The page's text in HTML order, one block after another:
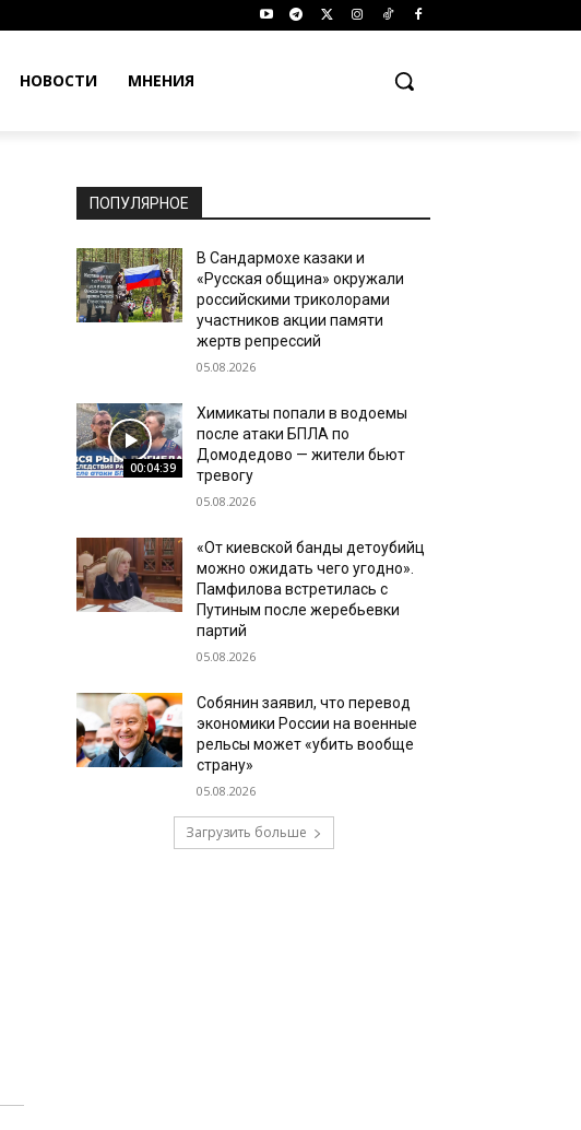
НОВОСТИ МНЕНИЯ
ПОПУЛЯРНОЕ
В Сандармохе казаки и
«Русская община» окружали
российскими триколорами
участников акции памяти
жертв репрессий
05.08.2026
00:04:39
Химикаты попали в водоемы
после атаки БПЛА по
Домодедово — жители бьют
тревогу
05.08.2026
«От киевской банды детоубийц
можно ожидать чего угодно».
Памфилова встретилась с
Путиным после жеребьевки
партий
05.08.2026
Собянин заявил, что перевод
экономики России на военные
рельсы может «убить вообще
страну»
05.08.2026
Загрузить больше